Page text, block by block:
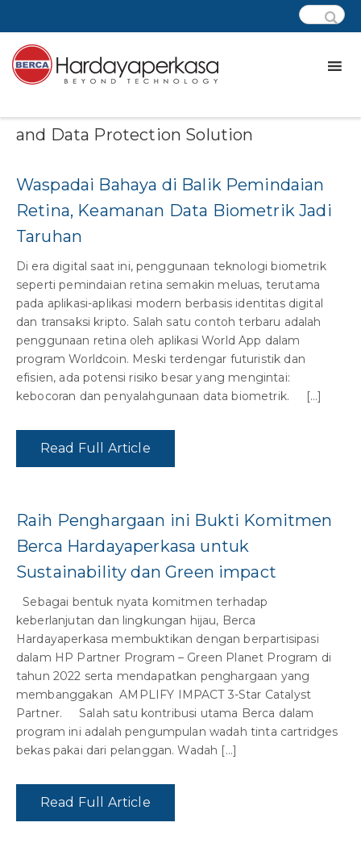
and Data Protection Solution
Waspadai Bahaya di Balik Pemindaian
Retina, Keamanan Data Biometrik Jadi
Taruhan
Di era digital saat ini, penggunaan teknologi biometrik
seperti pemindaian retina semakin meluas, terutama
pada aplikasi-aplikasi modern berbasis identitas digital
dan transaksi kripto. Salah satu contoh terbaru adalah
penggunaan retina oleh aplikasi World App dalam
program Worldcoin. Meski terdengar futuristik dan
efisien, ada potensi risiko besar yang mengintai:
kebocoran dan penyalahgunaan data biometrik. […]
Read Full Article
Raih Penghargaan ini Bukti Komitmen
Berca Hardayaperkasa untuk
Sustainability dan Green impact
Sebagai bentuk nyata komitmen terhadap
keberlanjutan dan lingkungan hijau, Berca
Hardayaperkasa membuktikan dengan berpartisipasi
dalam HP Partner Program – Green Planet Program di
tahun 2022 serta mendapatkan penghargaan yang
membanggakan AMPLIFY IMPACT 3-Star Catalyst
Partner. Salah satu kontribusi utama Berca dalam
program ini adalah pengumpulan wadah tinta cartridges
bekas pakai dari pelanggan. Wadah […]
Read Full Article